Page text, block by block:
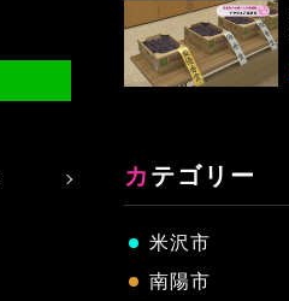
カテゴリー
米沢市
南陽市